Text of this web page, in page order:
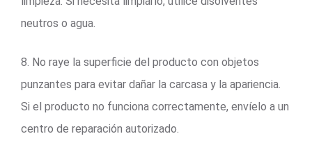
neutros o agua.
8. No raye la superficie del producto con objetos
punzantes para evitar dañar la carcasa y la apariencia.
Si el producto no funciona correctamente, envíelo a un
centro de reparación autorizado.